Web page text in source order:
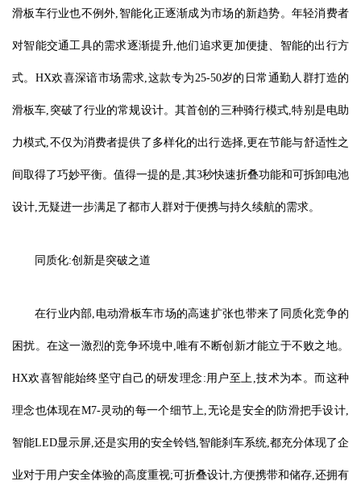
滑板车行业也不例外,智能化正逐渐成为市场的新趋势。年轻消费者
对智能交通工具的需求逐渐提升,他们追求更加便捷、智能的出行方
式。HX欢喜深谙市场需求,这款专为25-50岁的日常通勤人群打造的
滑板车,突破了行业的常规设计。其首创的三种骑行模式,特别是电助
力模式,不仅为消费者提供了多样化的出行选择,更在节能与舒适性之
间取得了巧妙平衡。值得一提的是,其3秒快速折叠功能和可拆卸电池
设计,无疑进一步满足了都市人群对于便携与持久续航的需求。
同质化:创新是突破之道
在行业内部,电动滑板车市场的高速扩张也带来了同质化竞争的
困扰。在这一激烈的竞争环境中,唯有不断创新才能立于不败之地。
HX欢喜智能始终坚守自己的研发理念:用户至上,技术为本。而这种
理念也体现在M7-灵动的每一个细节上,无论是安全的防滑把手设计,
智能LED显示屏,还是实用的安全铃铛,智能刹车系统,都充分体现了企
业对于用户安全体验的高度重视;可折叠设计,方便携带和储存,还拥有